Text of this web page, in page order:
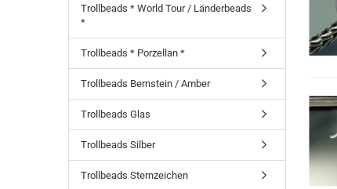
Trollbeads * World Tour / Länderbeads
*
Trollbeads * Porzellan *
Trollbeads Bernstein / Amber
Trollbeads Glas
Trollbeads Silber
Trollbeads Sternzeichen